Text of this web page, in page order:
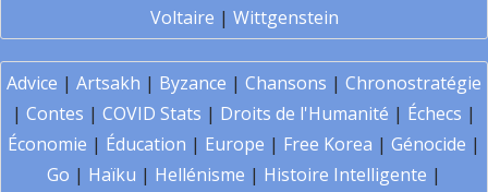
Voltaire | Wittgenstein
Advice | Artsakh | Byzance | Chansons | Chronostratégie
| Contes | COVID Stats | Droits de l'Humanité | Échecs |
Économie | Éducation | Europe | Free Korea | Génocide |
Go | Haïku | Hellénisme | Histoire Intelligente |